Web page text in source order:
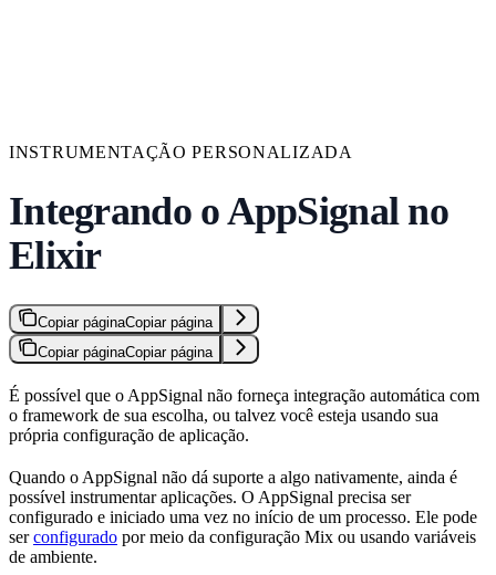
INSTRUMENTAÇÃO PERSONALIZADA
Integrando o AppSignal no
Elixir
Copiar páginaCopiar página
Copiar páginaCopiar página
É possível que o AppSignal não forneça integração automática com
o framework de sua escolha, ou talvez você esteja usando sua
própria configuração de aplicação.
Quando o AppSignal não dá suporte a algo nativamente, ainda é
possível instrumentar aplicações. O AppSignal precisa ser
configurado e iniciado uma vez no início de um processo. Ele pode
serconfigurado por meio da configuração Mix ou usando variáveis
de ambiente.